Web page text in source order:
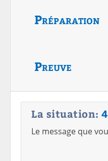
Préparation
Preuve
La situation: 4
Le message que